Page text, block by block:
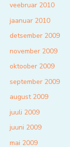
veebruar 2010
jaanuar 2010
detsember 2009
november 2009
oktoober 2009
september 2009
august 2009
juuli 2009
juuni 2009
mai 2009